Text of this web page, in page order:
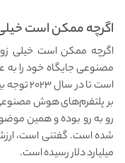
اگرچه ممکن است خیلی
اگرچه ممکن است خیلی
مصنوعی جایگاه خود را به
است تا
بر پلتفرم‌های هوش
رو به رو بوده و همین
میلیارد دلار رسیده است.